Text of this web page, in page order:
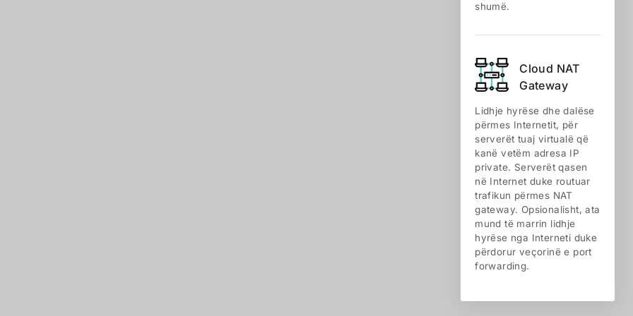
shumë.
Cloud NАТ
Gateway
Lidhje hyrëse dhe dalëse
përmes Internetit, për
serverët tuaj virtualë që
kanë vetëm adresa IP
private. Serverët qasen
në Internet duke routuar
trafikun përmes NAT
gateway. Opsionalisht, ata
mund të marrin lidhje
hyrëse nga Interneti duke
përdorur veçorinë e port
forwarding.